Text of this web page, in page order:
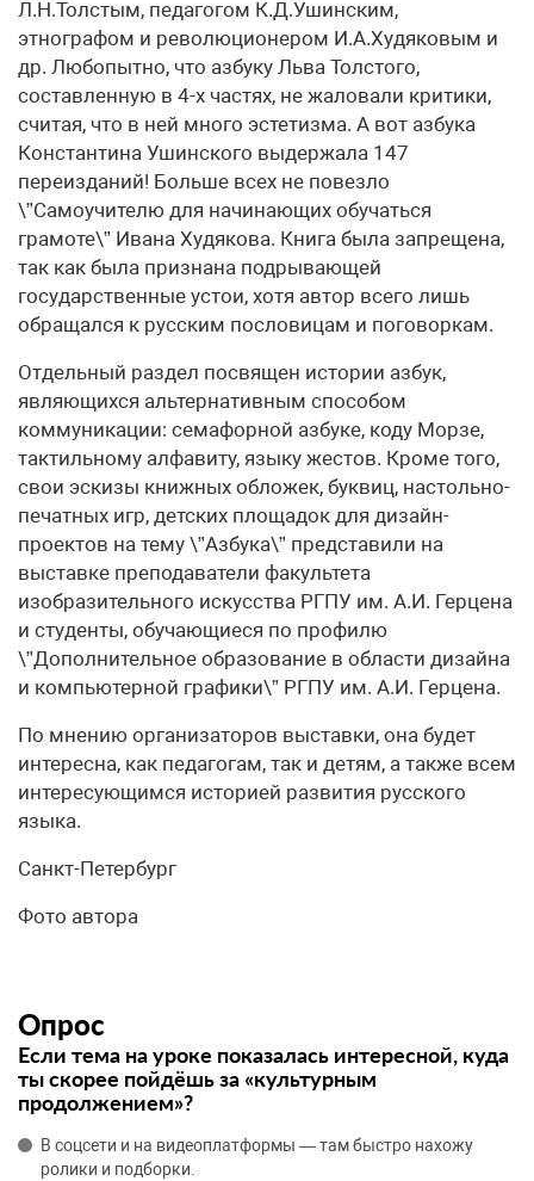
Л.Н.Толстым, педагогом К.Д.Ушинским,
этнографом и революционером И.А.Худяковым и
др. Любопытно, что азбуку Льва Толстого,
составленную в 4-х частях, не жаловали критики,
считая, что в ней много эстетизма. А вот азбука
Константина Ушинского выдержала 147
переизданий! Больше всех не повезло
\”Самоучителю для начинающих обучаться
грамоте\” Ивана Худякова. Книга была запрещена,
так как была признана подрывающей
государственные устои, хотя автор всего лишь
обращался к русским пословицам и поговоркам.
Отдельный раздел посвящен истории азбук,
являющихся альтернативным способом
коммуникации: семафорной азбуке, коду Морзе,
тактильному алфавиту, языку жестов. Кроме того,
свои эскизы книжных обложек, буквиц, настольно-
печатных игр, детских площадок для дизайн-
проектов на тему \”Азбука\” представили на
выставке преподаватели факультета
изобразительного искусства РГПУ им. А.И. Герцена
и студенты, обучающиеся по профилю
\”Дополнительное образование в области дизайна
и компьютерной графики\” РГПУ им. А.И. Герцена.
По мнению организаторов выставки, она будет
интересна, как педагогам, так и детям, а также всем
интересующимся историей развития русского
языка.
Санкт-Петербург
Фото автора
Опрос
Если тема на уроке показалась интересной, куда
ты скорее пойдёшь за «культурным
продолжением»?
В соцсети и на видеоплатформы — там быстро нахожу
ролики и подборки.